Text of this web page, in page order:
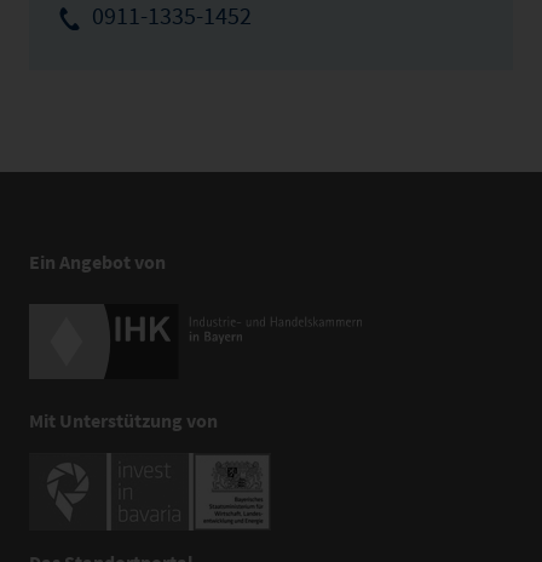
0911-1335-1452
Ein Angebot von
Mit Unterstützung von